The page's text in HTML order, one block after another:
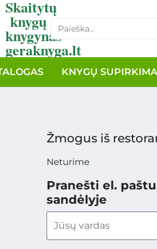
Skaitytų
knygų
knygynas
geraknyga.lt
KNYGŲ
Žmogus iš
Neturime
Pranešti el.
sandėlyje